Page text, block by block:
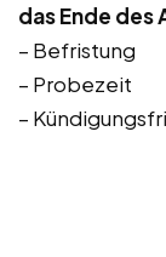
das Ende
– Befristung
– Probezeit
–